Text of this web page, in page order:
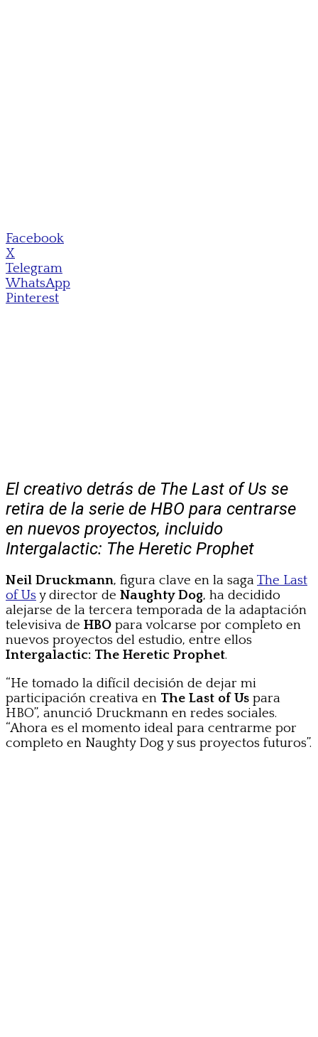
Facebook
X
Telegram
WhatsApp
Pinterest
El creativo detrás de The Last of Us se
retira de la serie de HBO para centrarse
en nuevos proyectos, incluido
Intergalactic: The Heretic Prophet
Neil Druckmann, figura clave en la sagaThe Last
of Usy director de Naughty Dog, ha decidido
alejarse de la tercera temporada de la adaptación
televisiva de HBO para volcarse por completo en
nuevos proyectos del estudio, entre ellos
Intergalactic: The Heretic Prophet.
“He tomado la difícil decisión de dejar mi
participación creativa en The Last of Us para
HBO”, anunció Druckmann en redes sociales.
“Ahora es el momento ideal para centrarme por
completo en Naughty Dog y sus proyectos futuros”.